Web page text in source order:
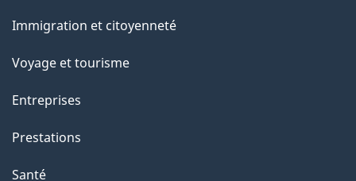
sujets
Immigration et citoyenneté
Voyage et tourisme
Entreprises
Prestations
Santé